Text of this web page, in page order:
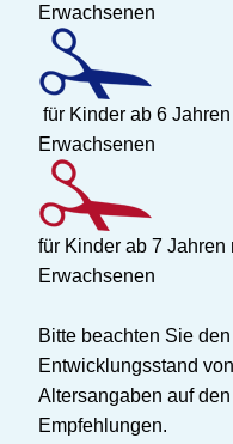
Erwachsenen
für Kinder ab 6
Erwachsenen
für Kinder ab 7 Jahren
Erwachsenen
Bitte beachten Sie
Entwicklungsstand
Altersangaben auf
Empfehlungen.